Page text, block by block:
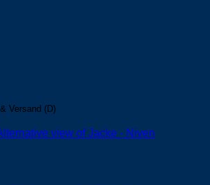
Versand (D)